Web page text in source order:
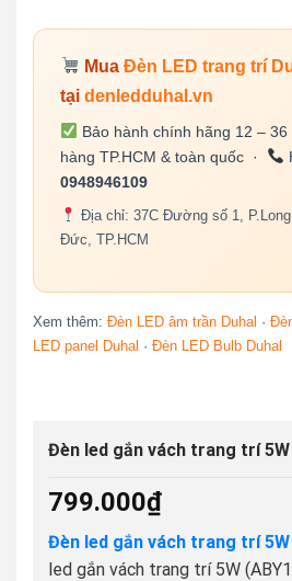
MuaĐèn LED trang trí
tại denledduhal.vn
Bảo hành chính hãng 12 –
hàng TP.HCM & toàn quốc ·
0948946109
Địa chỉ: 37C Đường số 1,
Đức, TP.HCM
Xem thêm: Đèn LED âm trần Duhal ·
LED panel Duhal · Đèn LED Bulb Duhal
Đèn led gắn vách trang trí 5W
799.000₫
Đèn led gắn vách trang trí 5W
led gắn vách trang trí 5W